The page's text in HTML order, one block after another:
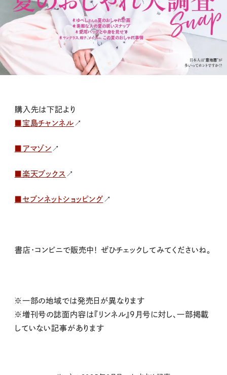
購入先は下記より
■宝島チャンネル ↗
■アマゾン ↗
■楽天ブックス ↗
■セブンネットショッピング ↗
書店・コンビニで販売中！ ぜひチェックしてみてくださいね。
※一部の地域では発売日が異なります
※増刊号の誌面内容は『リンネル』9月号に対し、一部掲載
していない記事があります